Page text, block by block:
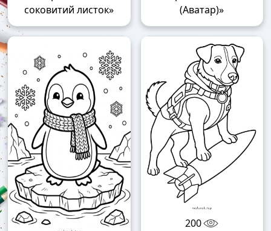
соковитий листок»
(Аватар)»
200